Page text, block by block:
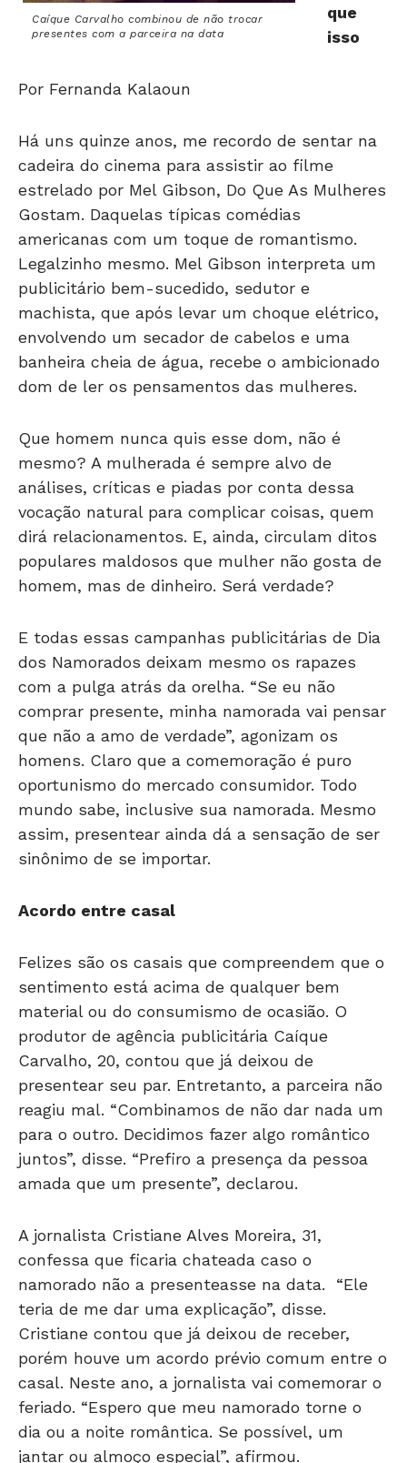
Caíque Carvalho combinou de não trocar
presentes com a parceira na data
que
isso
Por Fernanda Kalaoun
Há uns quinze anos, me recordo de sentar na
cadeira do cinema para assistir ao filme
estrelado por Mel Gibson, Do Que As Mulheres
Gostam. Daquelas típicas comédias
americanas com um toque de romantismo.
Legalzinho mesmo. Mel Gibson interpreta um
publicitário bem-sucedido, sedutor e
machista, que após levar um choque elétrico,
envolvendo um secador de cabelos e uma
banheira cheia de água, recebe o ambicionado
dom de ler os pensamentos das mulheres.
Que homem nunca quis esse dom, não é
mesmo? A mulherada é sempre alvo de
análises, críticas e piadas por conta dessa
vocação natural para complicar coisas, quem
dirá relacionamentos. E, ainda, circulam ditos
populares maldosos que mulher não gosta de
homem, mas de dinheiro. Será verdade?
E todas essas campanhas publicitárias de Dia
dos Namorados deixam mesmo os rapazes
com a pulga atrás da orelha. “Se eu não
comprar presente, minha namorada vai pensar
que não a amo de verdade”, agonizam os
homens. Claro que a comemoração é puro
oportunismo do mercado consumidor. Todo
mundo sabe, inclusive sua namorada. Mesmo
assim, presentear ainda dá a sensação de ser
sinônimo de se importar.
Acordo entre casal
Felizes são os casais que compreendem que o
sentimento está acima de qualquer bem
material ou do consumismo de ocasião. O
produtor de agência publicitária Caíque
Carvalho, 20, contou que já deixou de
presentear seu par. Entretanto, a parceira não
reagiu mal. “Combinamos de não dar nada um
para o outro. Decidimos fazer algo romântico
juntos”, disse. “Prefiro a presença da pessoa
amada que um presente”, declarou.
A jornalista Cristiane Alves Moreira, 31,
confessa que ficaria chateada caso o
namorado não a presenteasse na data. “Ele
teria de me dar uma explicação”, disse.
Cristiane contou que já deixou de receber,
porém houve um acordo prévio comum entre o
casal. Neste ano, a jornalista vai comemorar o
feriado. “Espero que meu namorado torne o
dia ou a noite romântica. Se possível, um
jantar ou almoço especial”, afirmou.